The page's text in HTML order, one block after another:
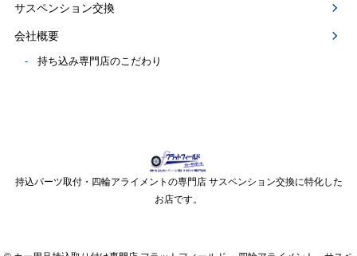
サスペンション交換
会社概要
持ち込み専門店のこだわり
持込パーツ取付・四輪アライメントの専門店 サスペンション交換に特化した
お店です。